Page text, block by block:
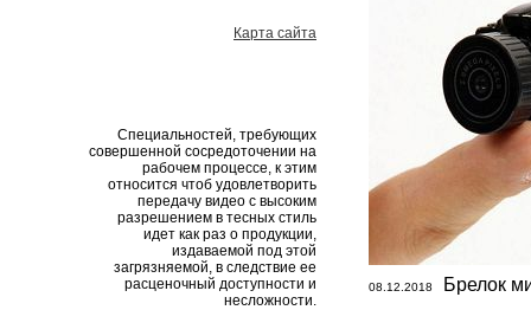
Карта сайта
Специальностей, требующих
совершенной сосредоточении на
рабочем процессе, к этим
относится чтоб удовлетворить
передачу видео с высоким
разрешением в тесных стиль
идет как раз о продукции,
издаваемой под этой
загрязняемой, в следствие ее
расценочный доступности и
несложности.
08.12.2018 Брелок